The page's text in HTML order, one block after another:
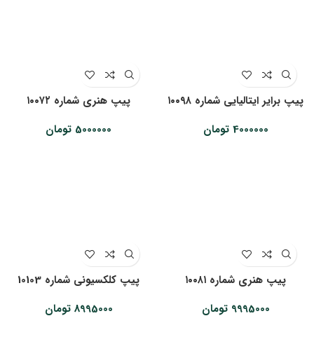
پیپ برایر ایتالیایی شماره ۱۰۰۹۸
4000000 تومان
پیپ هنری شماره ۱۰۰۷۲
5000000 تومان
پیپ هنری شماره ۱۰۰۸۱
9995000 تومان
پیپ کلکسیونی شماره 10103
8995000 تومان